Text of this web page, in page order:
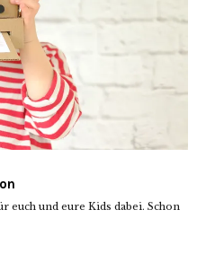
euch und eure Kids dabei. Schon